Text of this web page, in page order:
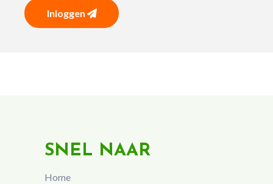
Inloggen
SNEL NAAR
Home